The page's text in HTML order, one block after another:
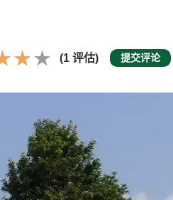
(1 评估) 提交评论